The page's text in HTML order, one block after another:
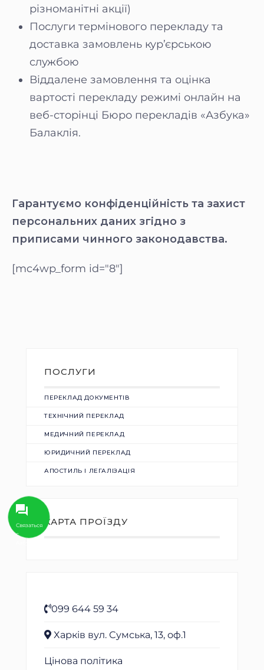
Связаться
с
різноманітні акції)
Послуги термінового перекладу та
доставка замовлень кур’єрською
службою
Віддалене замовлення та оцінка
вартості перекладу режимі онлайн на
веб-сторінці Бюро перекладів «Азбука»
Балаклія.
Гарантуємо конфіденційність та захист
персональних даних згідно з
приписами чинного законодавства.
[mc4wp_form id="8"]
ПОСЛУГИ
ПЕРЕКЛАД ДОКУМЕНТІВ
ТЕХНІЧНИЙ ПЕРЕКЛАД
МЕДИЧНИЙ ПЕРЕКЛАД
ЮРИДИЧНИЙ ПЕРЕКЛАД
АПОСТИЛЬ І ЛЕГАЛІЗАЦІЯ
КАРТА ПРОЇЗДУ
099 644 59 34
Харків вул. Сумська, 13, оф.1
Цінова політика